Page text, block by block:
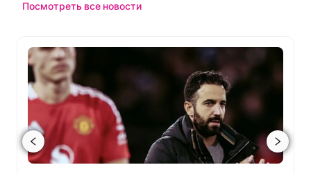
Посмотреть все новости